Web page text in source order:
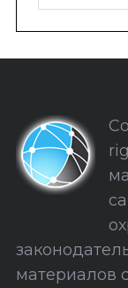
у
б
р
и
С
а
а
материалов